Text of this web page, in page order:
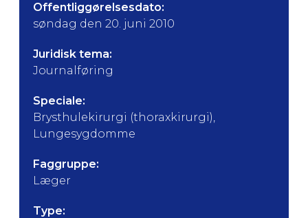
Offentliggørelsesdato:
søndag den 20. juni 2010
Juridisk tema:
Journalføring
Speciale:
Brysthulekirurgi (thoraxkirurgi),
Lungesygdomme
Faggruppe:
Læger
Type: